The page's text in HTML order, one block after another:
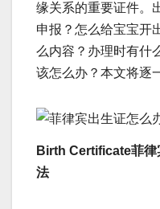
缘关系的重要证件。
申报？怎么给宝宝开
么内容？办理时有什
该怎么办？本文将逐
Birth Certificate菲律
法